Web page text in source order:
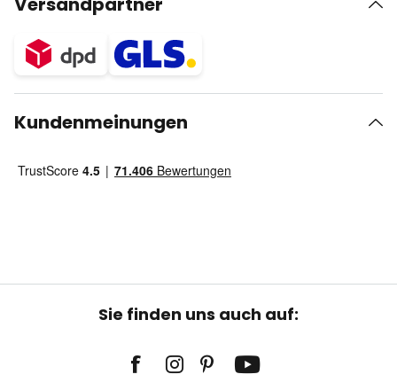
Kundenmeinungen
Sie finden uns auch auf: